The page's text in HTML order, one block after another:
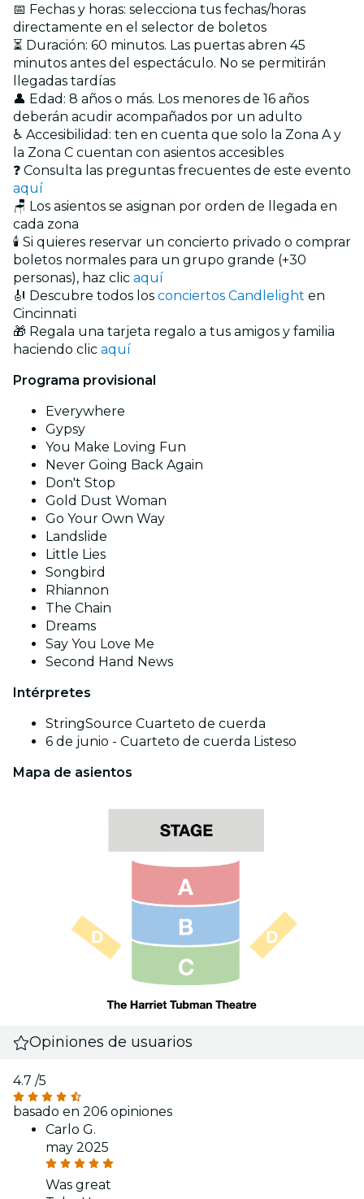
📅 Fechas y horas: selecciona tus fechas/horas
directamente en el selector de boletos
⏳ Duración: 60 minutos. Las puertas abren 45
minutos antes del espectáculo. No se permitirán
llegadas tardías
👤 Edad: 8 años o más. Los menores de 16 años
deberán acudir acompañados por un adulto
♿ Accesibilidad: ten en cuenta que solo la Zona A y
la Zona C cuentan con asientos accesibles
❓ Consulta las preguntas frecuentes de este evento
aquí
🪑 Los asientos se asignan por orden de llegada en
cada zona
🕯️ Si quieres reservar un concierto privado o comprar
boletos normales para un grupo grande (+30
personas), haz clic aquí
🎻 Descubre todos los conciertos Candlelight en
Cincinnati
🎁 Regala una tarjeta regalo a tus amigos y familia
haciendo clic aquí
Programa provisional
Everywhere
Gypsy
You Make Loving Fun
Never Going Back Again
Don't Stop
Gold Dust Woman
Go Your Own Way
Landslide
Little Lies
Songbird
Rhiannon
The Chain
Dreams
Say You Love Me
Second Hand News
Intérpretes
StringSource Cuarteto de cuerda
6 de junio - Cuarteto de cuerda Listeso
Mapa de asientos
Opiniones de usuarios
4.7 /5
basado en 206 opiniones
Carlo G.
may 2025
Was great